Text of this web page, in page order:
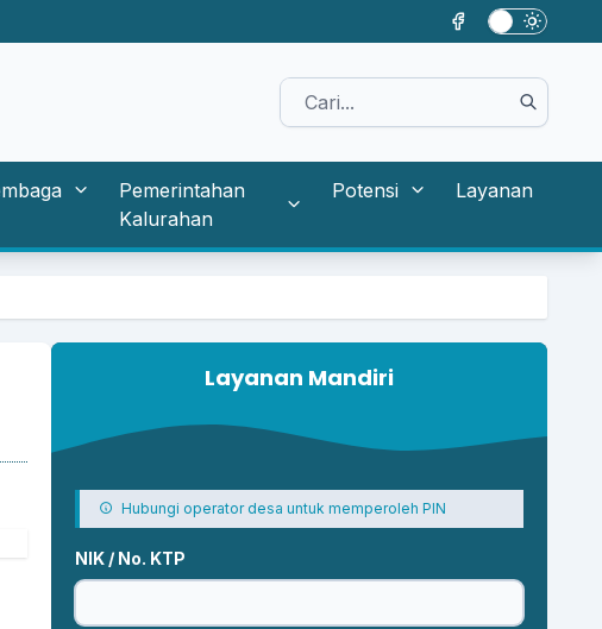
Pemerintahan
Kalurahan
Potensi Layanan
Layanan Mandiri
Hubungi operator desa untuk memperoleh PIN
NIK / No. KTP